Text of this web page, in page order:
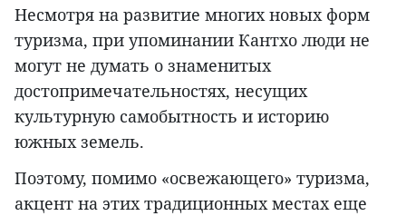
Несмотря на развитие многих новых форм
туризма, при упоминании Кантхо люди не
могут не думать о знаменитых
достопримечательностях, несущих
культурную самобытность и историю
южных земель.
Поэтому, помимо «освежающего» туризма,
акцент на этих традиционных местах еще